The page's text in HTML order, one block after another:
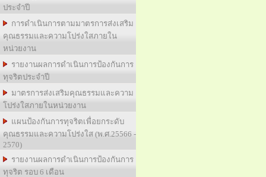
ประจำปี
การดำเนินการตามมาตรการส่งเสริม
คุณธรรมและความโปร่งใสภายใน
หน่วยงาน
รายงานผลการดำเนินการป้องกันการ
ทุจริตประจำปี
มาตรการส่งเสริมคุณธรรมและความ
โปร่งใสภายในหน่วยงาน
แผนป้องกันการทุจริตเพื่อยกระดับ
คุณธรรมและความโปร่งใส (พ.ศ.25566 -
2570)
รายงานผลการดำเนินการป้องกันการ
ทุจริต รอบ 6 เดือน